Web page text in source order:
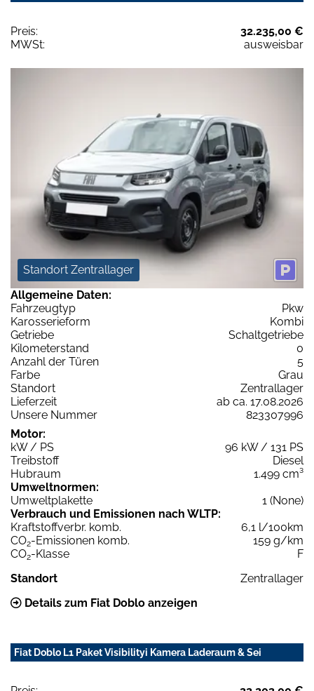
Preis:
32.235,00 €
MWSt:
ausweisbar
Standort Zentrallager
Allgemeine Daten:
Fahrzeugtyp
Pkw
Karosserieform
Kombi
Getriebe
Schaltgetriebe
Kilometerstand
0
Anzahl der Türen
5
Farbe
Grau
Standort
Zentrallager
Lieferzeit
ab ca. 17.08.2026
Unsere Nummer
823307996
Motor:
kW / PS
96 kW / 131 PS
Treibstoff
Diesel
Hubraum
1.499 cm³
Umweltnormen:
Umweltplakette
1 (None)
Verbrauch und Emissionen nach WLTP:
Kraftstoffverbr. komb.
6,1 l/100km
CO2-Emissionen komb.
159 g/km
CO2-Klasse
F
Standort
Zentrallager
Details zum Fiat Doblo anzeigen
Fiat Doblo L1 Paket Visibilityi Kamera Laderaum & Sei